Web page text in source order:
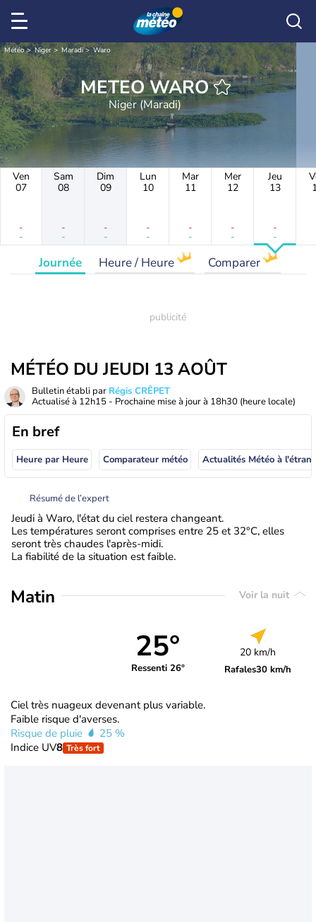
Météo Niger Maradi Waro
METEO WARO
Niger (Maradi)
Ven
07
-
-
Sam
08
-
-
Dim
09
-
-
Lun
10
-
-
Mar
11
-
-
Mer
12
-
-
Jeu
13
-
-
Journée Heure / Heure Comparer
MÉTÉO DU JEUDI 13 AOÛT
Bulletin établi par Régis CRÊPET
Actualisé à 12h15 - Prochaine mise à jour à 18h30 (heure locale)
En bref
Heure par Heure Comparateur météo
Résumé de l’expert
Jeudi à Waro, l'état du ciel restera changeant.
Les températures seront comprises entre 25 et 32°C, elles
seront très chaudes l'après-midi.
La fiabilité de la situation est faible.
Matin Voir la nuit
25°
Ressenti 26°
20 km/h
Rafales30 km/h
Ciel très nuageux devenant plus variable.
Faible risque d'averses.
Risque de pluie
25 %
Indice UV8 Très fort